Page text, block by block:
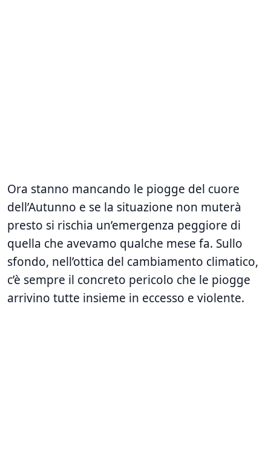
Ora stanno mancando le piogge del cuore
dell’Autunno e se la situazione non muterà
presto si rischia un’emergenza peggiore di
quella che avevamo qualche mese fa. Sullo
sfondo, nell’ottica del cambiamento climatico,
c’è sempre il concreto pericolo che le piogge
arrivino tutte insieme in eccesso e violente.